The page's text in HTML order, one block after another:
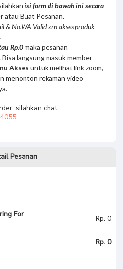
isi form di bawah ini secara
atau Buat Pesanan.
& No.WA Valid krn akses produk
Rp.0maka pesanan
. Bisa langsung masuk member
Akses untuk melihat link zoom,
menonton rekaman video
silahkan chat
Pesanan
For
Rp. 0
Rp. 0